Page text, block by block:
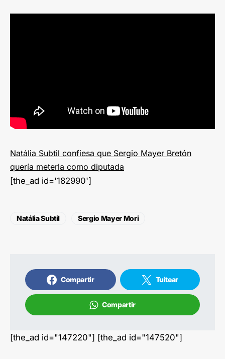
Natália Subtil confiesa que Sergio Mayer Bretón
quería meterla como diputada
[the_ad id='182990']
Natália Subtil Sergio Mayer Mori
Compartir Tuitear
Compartir
[the_ad id="147220"] [the_ad id="147520"]